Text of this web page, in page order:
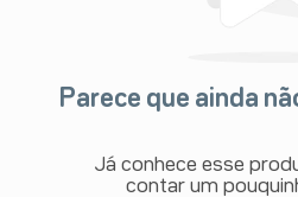
Parece que ainda
Já conhece esse
contar um